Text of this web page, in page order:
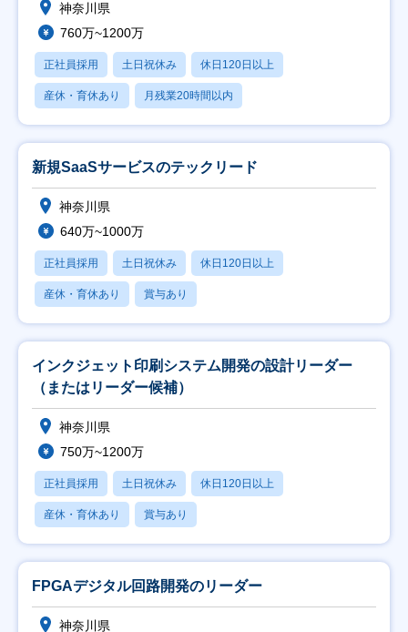
神奈川県
760万~1200万
正社員採用 土日祝休み 休日120日以上
産休・育休あり 月残業20時間以内
新規SaaSサービスのテックリード
神奈川県
640万~1000万
正社員採用 土日祝休み 休日120日以上
産休・育休あり 賞与あり
インクジェット印刷システム開発の設計リーダー
（またはリーダー候補）
神奈川県
750万~1200万
正社員採用 土日祝休み 休日120日以上
産休・育休あり 賞与あり
FPGAデジタル回路開発のリーダー
神奈川県